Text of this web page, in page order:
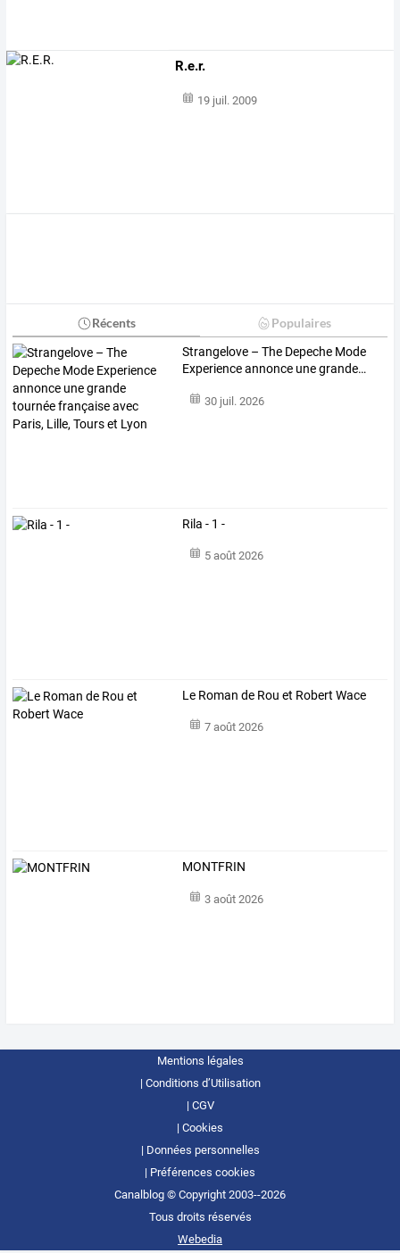
R.e.r.
19 juil. 2009
Récents Populaires
Strangelove – The Depeche Mode
Experienceannonce unegrande…
30 juil. 2026
Rila - 1 -
5 août 2026
Le Roman de Rou et Robert Wace
7 août 2026
MONTFRIN
3 août 2026
Mentions légales
Conditions d’Utilisation
CGV
Cookies
Données personnelles
Préférences cookies
Canalblog © Copyright 2003--2026
Tous droits réservés
Webedia